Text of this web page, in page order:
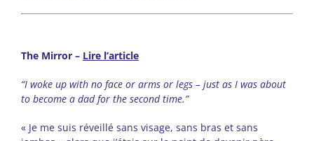
The Mirror – Lire l’article
“I woke up with no face or arms or legs – just as I was about
to become a dad for the second time.”
« Je me suis réveillé sans visage, sans bras et sans